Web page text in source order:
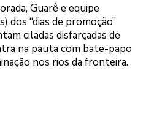
Guarê e equipe
dos “dias de promoção”
ciladas disfarçadas de
na pauta com bate-papo
nos rios da fronteira.